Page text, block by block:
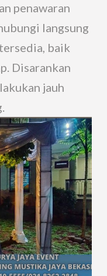
penawaran
langsung
baik
Disarankan
jauh